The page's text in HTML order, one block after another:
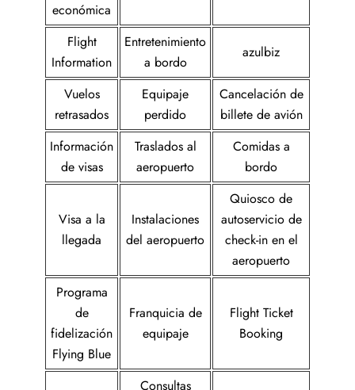
económica
Flight
Information
Entretenimiento
a bordo
azulbiz
Vuelos
retrasados
Equipaje
perdido
Cancelación de
billete de avión
Información
de visas
Traslados al
aeropuerto
Comidas a
bordo
Visa a la
llegada
Instalaciones
del aeropuerto
Quiosco de
autoservicio de
check-in en el
aeropuerto
Programa
de
fidelización
Flying Blue
Franquicia de
equipaje
Flight Ticket
Booking
Consultas